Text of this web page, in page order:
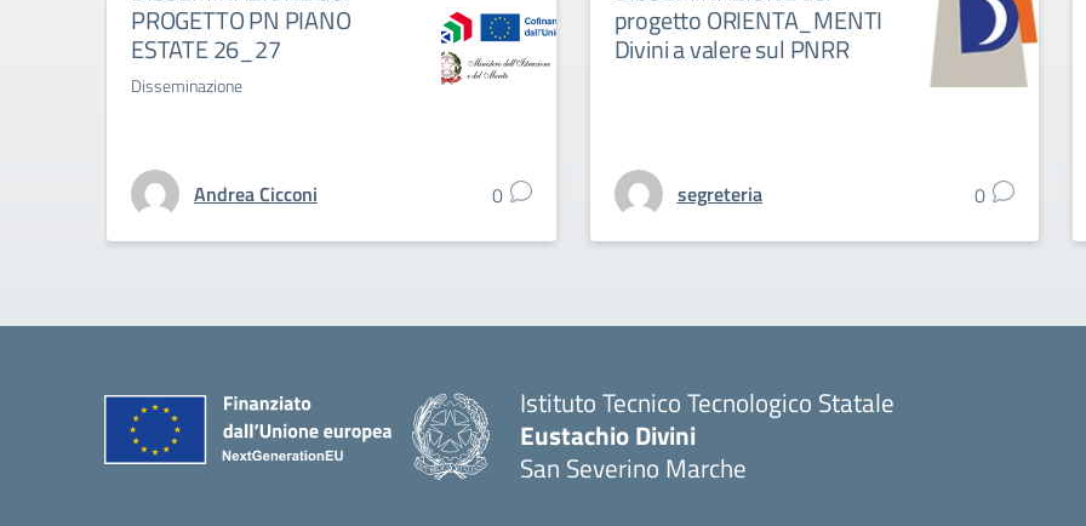
PROGETTO PN PIANO
ESTATE 26_27
Disseminazione
Andrea Cicconi 0
progetto ORIENTA_MENTI
Divini a valere sul PNRR
segreteria 0
Istituto Tecnico Tecnologico Statale
Eustachio Divini
San Severino Marche